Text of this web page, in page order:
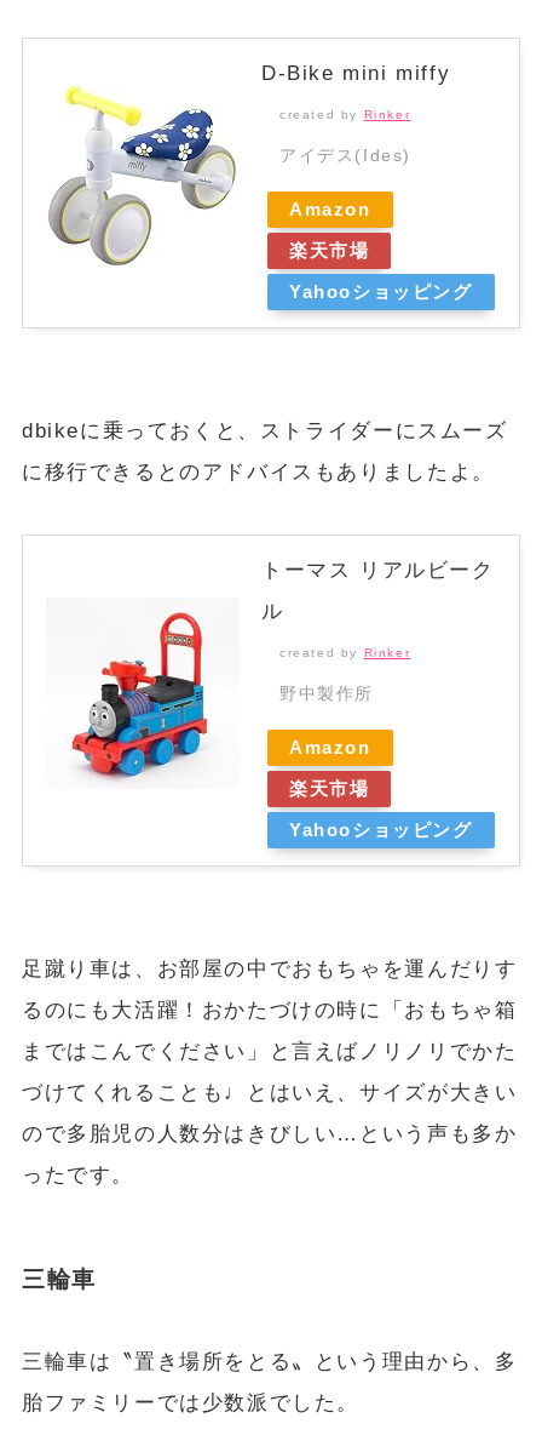
D-Bike mini miffy
created by Rinker
アイデス(Ides)
Amazon
楽天市場
Yahooショッピング
dbikeに乗っておくと、ストライダーにスムーズ
に移行できるとのアドバイスもありましたよ。
トーマス リアルビーク
ル
created by Rinker
野中製作所
Amazon
楽天市場
Yahooショッピング
足蹴り車は、お部屋の中でおもちゃを運んだりす
るのにも大活躍！おかたづけの時に「おもちゃ箱
まではこんでください」と言えばノリノリでかた
づけてくれることも♩とはいえ、サイズが大きい
ので多胎児の人数分はきびしい…という声も多か
ったです。
三輪車
三輪車は〝置き場所をとる〟という理由から、多
胎ファミリーでは少数派でした。